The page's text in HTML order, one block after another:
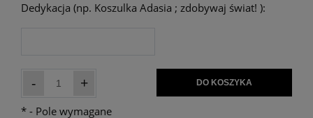
Dedykacja (np. Koszulka Adasia ; zdobywaj świat! ):
- + DO KOSZYKA
* - Pole wymagane